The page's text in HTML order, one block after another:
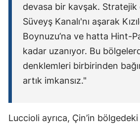
devasa bir kavşak. Stratejik
Süveyş Kanalı'nı aşarak
Boynuzu’na ve hatta Hint-
kadar uzanıyor. Bu
denklemleri birbirinden
artık imkansız."
Luccioli ayrıca, Çin’in